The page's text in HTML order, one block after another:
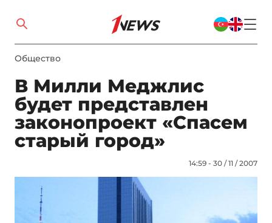
Общество
В Милли Меджлис
будет представлен
законопроект «Спасем
старый город»
14:59 - 30 / 11 / 2007